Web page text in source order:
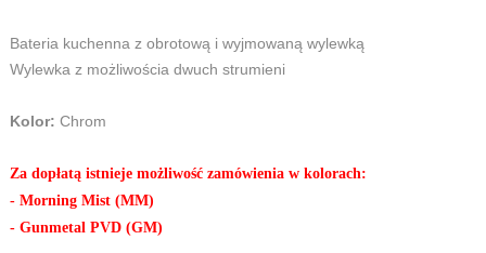
Bateria kuchenna z obrotową i wyjmowaną wylewką
Wylewka z możliwościa dwuch strumieni
Kolor: Chrom
Za dopłatą istnieje możliwość zamówienia w kolorach:
- Morning Mist (MM)
- Gunmetal PVD (GM)